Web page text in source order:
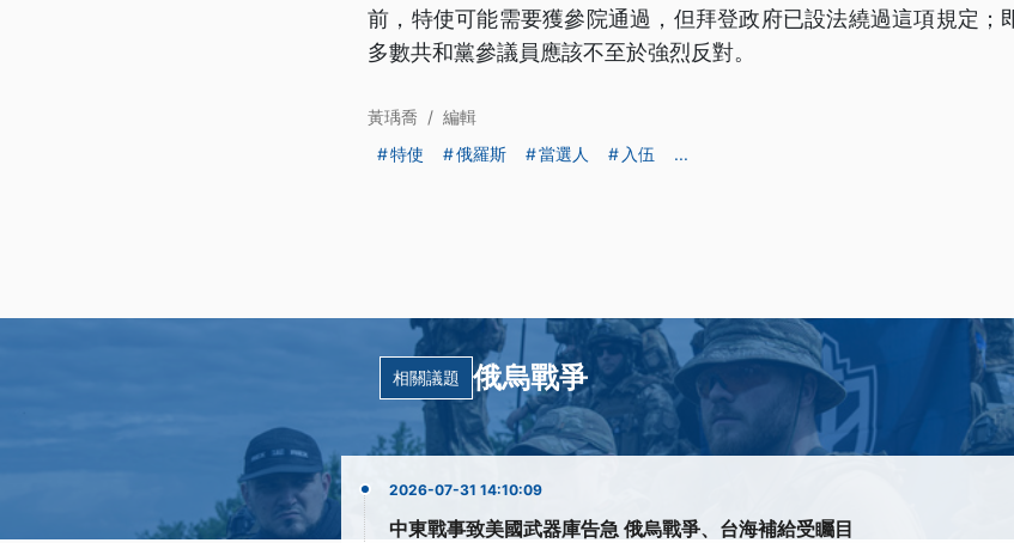
前，特使可能需要獲參院通過，但拜登政府已設法繞過這項規定；
多數共和黨參議員應該不至於強烈反對。
黃瑀喬 / 編輯
特使
俄羅斯 當選人 入伍 ...
相關議題 俄烏戰爭
2026-07-31 14:10:09
中東戰事致美國武器庫告急 俄烏戰爭、台海補給受矚目